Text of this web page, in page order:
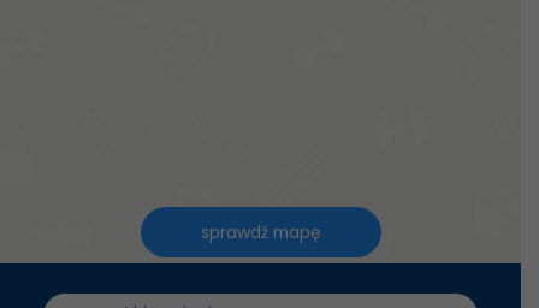
sprawdź mapę